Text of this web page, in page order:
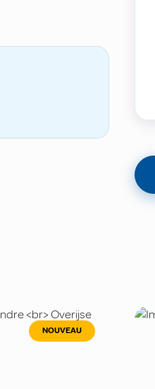
NOUVEAU